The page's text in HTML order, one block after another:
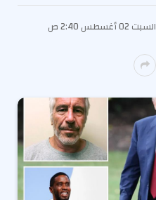
السبت 02 أغسطس 2:40 ص